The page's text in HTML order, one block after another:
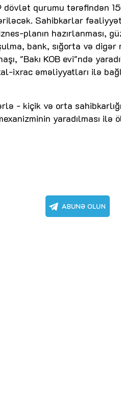
dövlət qurumu tərəfindən
Sahibkarlar
planın hazırlanması,
bank, sığorta və digər
"Bakı KOB evi"ndə
ixrac əməliyyatları ilə
- kiçik və orta
yaradılması ilə